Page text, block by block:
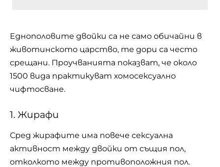
Еднополовите двойки са не само обичайни в
животинското царство, те дори са често
срещани. Проучванията показват, че около
1500 вида практикуват хомосексуално
чифтосване.
1. Жирафи
Сред жирафите има повече сексуална
активност между двойки от същия пол,
отколкото между противоположния пол.